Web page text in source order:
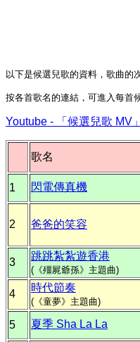
以下是候選兒歌的資料，歌曲的
按各首歌名的連結，可進入每首
Youtube - 「候選兒歌 MV
歌名
1 閃電傳真機
2 爸爸的笑容
3
跳跳紮紮遊香港
(《殭屍爺孫》主題曲)
4
時代節奏
(《童夢》主題曲)
5 夏季 Sha La La